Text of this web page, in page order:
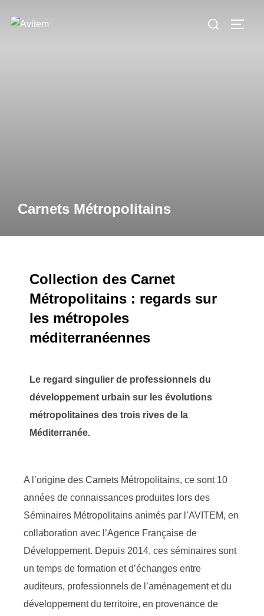
Carnets Métropolitains
Collection des Carnet
Métropolitains : regards sur
les métropoles
méditerranéennes
Le regard singulier de professionnels du
développement urbain sur les évolutions
métropolitaines des trois rives de la
Méditerranée.
A l’origine des Carnets Métropolitains, ce sont 10
années de connaissances produites lors des
Séminaires Métropolitains animés par l’AVITEM, en
collaboration avec l’Agence Française de
Développement. Depuis 2014, ces séminaires sont
un temps de formation et d’échanges entre
auditeurs, professionnels de l’aménagement et du
développement du territoire, en provenance de